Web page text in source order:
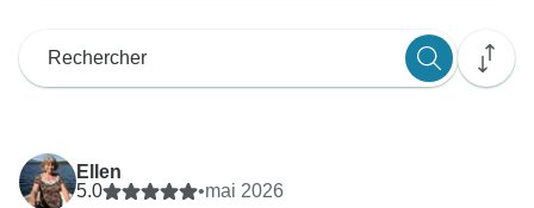
Ellen
5.0
•mai 2026